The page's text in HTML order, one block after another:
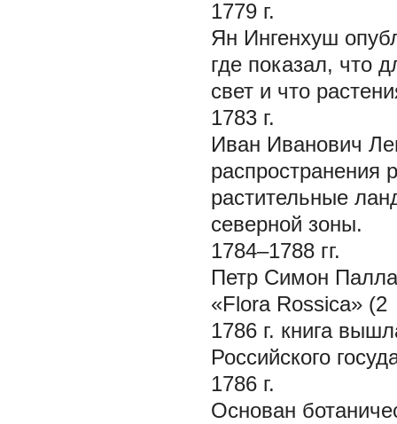
1779 г.
Ян Ингенхуш
где показал, что
свет и что
1783 г.
Иван Иванович
распространения
растительные
северной зоны.
1784–1788 гг.
Петр Симон
«Flora Rossica»
1786 г. книга
Российского
1786 г.
Основан